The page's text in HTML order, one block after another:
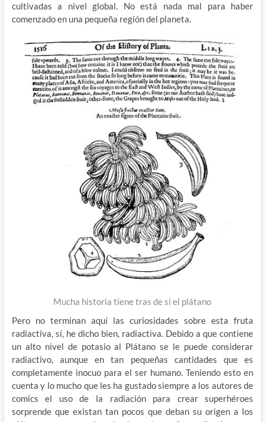
cultivadas a nivel global. No está nada mal para haber
comenzado en una pequeña región del planeta.
Mucha historia tiene tras de si el plátano
Pero no terminan aquí las curiosidades sobre esta fruta
radiactiva, sí, he dicho bien, radiactiva. Debido a que contiene
un alto nivel de potasio al Plátano se le puede considerar
radiactivo, aunque en tan pequeñas cantidades que es
completamente inocuo para el ser humano. Teniendo esto en
cuenta y lo mucho que les ha gustado siempre a los autores de
comics el uso de la radiación para crear superhéroes
sorprende que existan tan pocos que deban su origen a los